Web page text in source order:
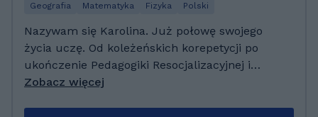
Geografia Matematyka Fizyka Polski
Nazywam się Karolina. Już połowę swojego
życia uczę. Od koleżeńskich korepetycji po
ukończenie Pedagogiki Resocjalizacyjnej i
prowadzenie zajęć w szkole. Uwielbiam ludzi,
Zobacz więcej